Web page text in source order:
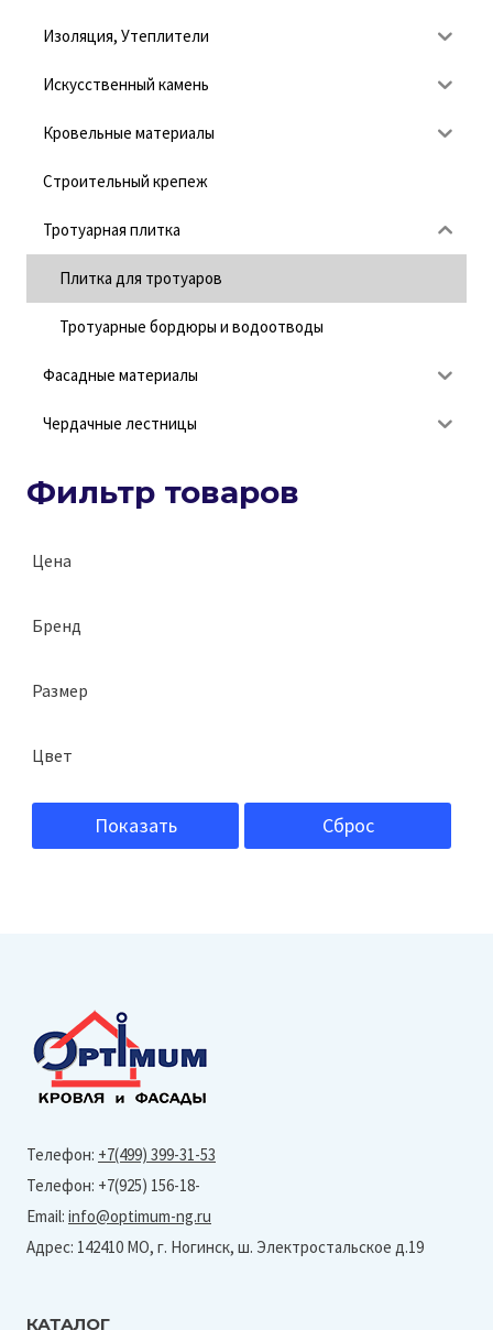
Изоляция, Утеплители
Искусственный камень
Кровельные материалы
Строительный крепеж
Тротуарная плитка
Плитка для тротуаров
Тротуарные бордюры и водоотводы
Фасадные материалы
Чердачные лестницы
Фильтр товаров
Цена
Бренд
White Hills
Размер
120х35 см
140х140 мм
140х70 мм
210х140 мм
280х120 мм
280х210 мм
300х150 мм
300х300 мм
320х160 мм
324х324 мм
Цвет
S910-14
S912-14
S914-14
Абрау
Айвори
Амбер 1001
Показать Сброс
Телефон: +7(499) 399-31-53
Телефон: +7(925) 156-18-
Email: info@optimum-ng.ru
Адрес: 142410 МО, г. Ногинск, ш. Электростальское д.19
КАТАЛОГ